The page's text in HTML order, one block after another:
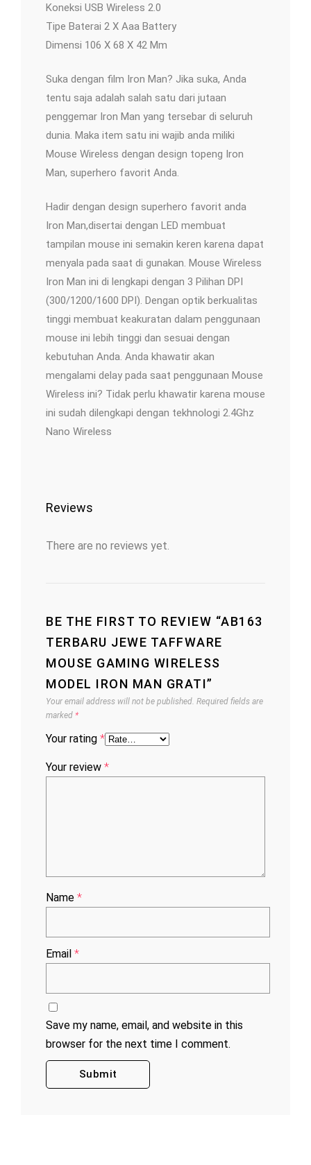
Koneksi USB Wireless 2.0
Tipe Baterai 2 X Aaa Battery
Dimensi 106 X 68 X 42 Mm
Suka dengan film Iron Man? Jika suka, Anda
tentu saja adalah salah satu dari jutaan
penggemar Iron Man yang tersebar di seluruh
dunia. Maka item satu ini wajib anda miliki
Mouse Wireless dengan design topeng Iron
Man, superhero favorit Anda.
Hadir dengan design superhero favorit anda
Iron Man,disertai dengan LED membuat
tampilan mouse ini semakin keren karena dapat
menyala pada saat di gunakan. Mouse Wireless
Iron Man ini di lengkapi dengan 3 Pilihan DPI
(300/1200/1600 DPI). Dengan optik berkualitas
tinggi membuat keakuratan dalam penggunaan
mouse ini lebih tinggi dan sesuai dengan
kebutuhan Anda. Anda khawatir akan
mengalami delay pada saat penggunaan Mouse
Wireless ini? Tidak perlu khawatir karena mouse
ini sudah dilengkapi dengan tekhnologi 2.4Ghz
Nano Wireless
Reviews
There are no reviews yet.
BE THE FIRST TO REVIEW “AB163
TERBARU JEWE TAFFWARE
MOUSE GAMING WIRELESS
MODEL IRON MAN GRATI”
Your email address will not be published. Required fields are
marked *
Your rating *
Your review *
Name *
Email *
Save my name, email, and website in this
browser for the next time I comment.